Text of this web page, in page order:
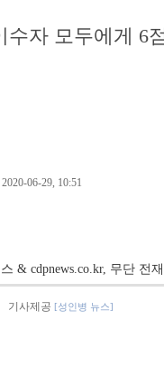
자 모두에게 6
06-29, 10:51
& cdpnews.co.kr, 무단 전
기사제공 [성인병 뉴스]